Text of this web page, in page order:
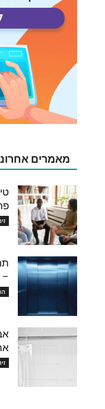
מאמרים
–